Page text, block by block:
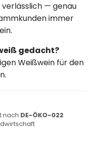
— genau
immer
gedacht?
Weißwein für den
nach DE-ÖKO-022